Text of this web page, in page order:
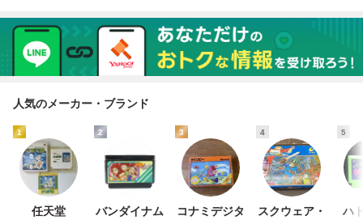
人気のメーカー・ブランド
1
任天堂
2
バンダイナム
3
コナミデジタ
4
スクウェア・
5
ハ